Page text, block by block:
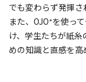
でも変わらず発揮さ
また、OJO⁺を使っ
け、学生たちが紙
めの知識と直感を高